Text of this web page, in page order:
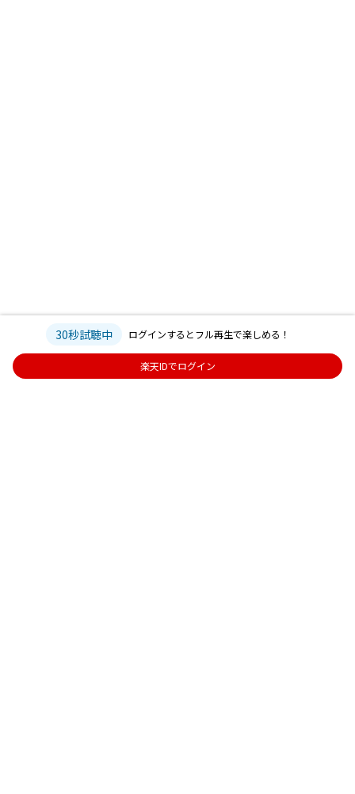
30秒試聴中 ログインするとフル再生で楽しめる！
楽天IDでログイン